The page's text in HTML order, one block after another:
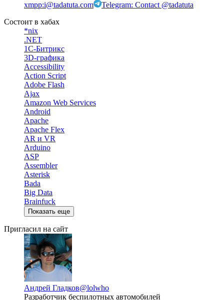
xmpp:i@tadatuta.com
Telegram: Contact @tadatuta
Состоит в хабах
*nix
.NET
1С-Битрикс
3D-графика
Accessibility
Action Script
Adobe Flash
Ajax
Amazon Web Services
Android
Apache
Apache Flex
AR и VR
Arduino
ASP
Assembler
Asterisk
Bada
Big Data
Brainfuck
Показать еще
Пригласил на сайт
Андрей Гладков@lolwho
Разработчик беспилотных автомобилей